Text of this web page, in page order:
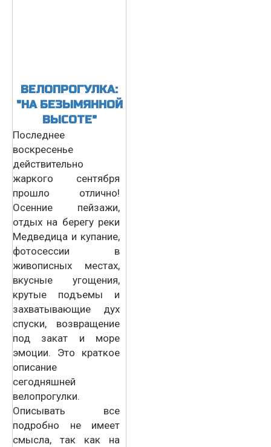
ВЕЛОПРОГУЛКА:
"НА БЕЗЫМЯННОЙ
ВЫСОТЕ"
Последнее
воскресенье
действительно
жаркого сентября
прошло отлично!
Осенние пейзажи,
отдых на берегу реки
Медведица и купание,
фотосессии в
живописных местах,
вкусные угощения,
крутые подъемы и
захватывающие дух
спуски, возвращение
под закат и море
эмоции. Это краткое
описание
сегодняшней
велопрогулки.
Описывать все
подробно не имеет
смысла, так как на